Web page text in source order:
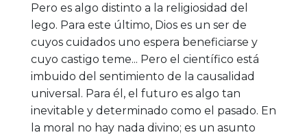
Pero es algo distinto a la religiosidad del
lego. Para este último, Dios es un ser de
cuyos cuidados uno espera beneficiarse y
cuyo castigo teme... Pero el científico está
imbuido del sentimiento de la causalidad
universal. Para él, el futuro es algo tan
inevitable y determinado como el pasado. En
la moral no hay nada divino; es un asunto